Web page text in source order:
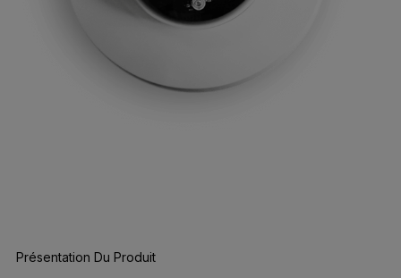
Présentation Du Produit